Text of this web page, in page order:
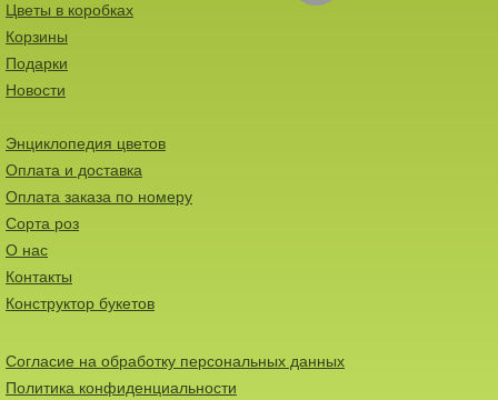
Цветы в коробках
Корзины
Подарки
Новости
Энциклопедия цветов
Оплата и доставка
Оплата заказа по номеру
Сорта роз
О нас
Контакты
Конструктор букетов
Согласие на обработку персональных данных
Политика конфиденциальности